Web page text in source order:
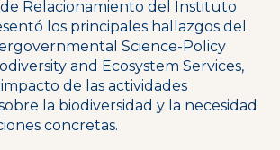
Relacionamiento del Instituto
los principales hallazgos del
Science-Policy
and Ecosystem Services,
de las actividades
la biodiversidad y la necesidad
concretas.